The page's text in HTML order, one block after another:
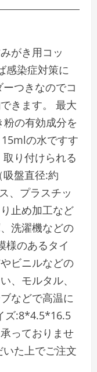
がき用コッ
感染症対策に
つきなのでコ
きます。 最大
の有効成分を
の水ですす
り付けられる
盤直径:約
、プラスチッ
止め加工など
洗濯機などの
様のあるタイ
ビニルなどの
、モルタル、
などで高温に
ズ:8*4.5*16.5
っておりませ
た上でご注文